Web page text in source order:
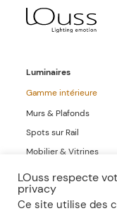
Luminaires
Gamme intérieure
Murs & Plafonds
Spots sur Rail
Mobilier & Vitrines
Gammes Complètes
LOuss respecte
privacy
Ce site utilise des